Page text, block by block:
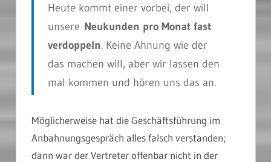
Heute kommt einer vorbei, der will
unsere Neukunden pro Monat fast
verdoppeln. Keine Ahnung wie der
das machen will, aber wir lassen den
mal kommen und hören uns das an.
Möglicherweise hat die Geschäftsführung im
Anbahnungsgespräch alles falsch verstanden;
dann war der Vertreter offenbar nicht in der